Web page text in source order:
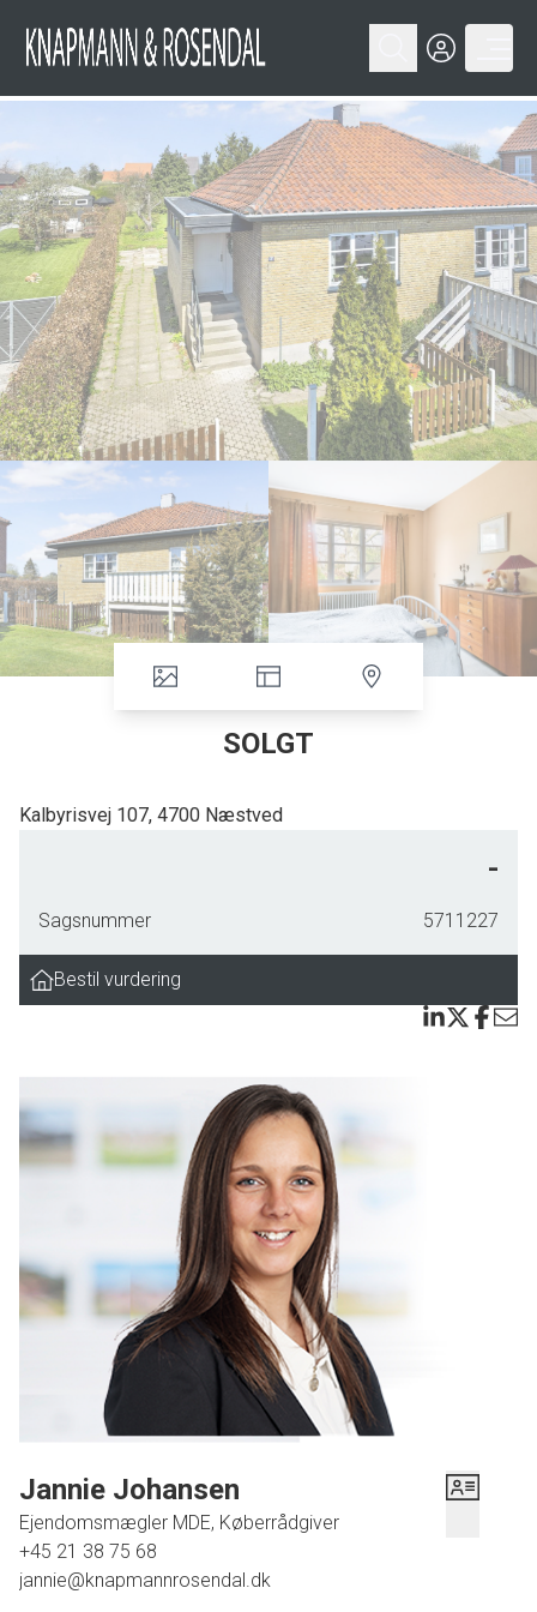
SOLGT
Kalbyrisvej 107, 4700 Næstved
spiseafdeling og udgang til terrasse. Soveværelse. Badeværelse med kar.
Køkken med viktualierum. Fordelingsgang med nedgang til kælder.
Vaskerum. 2 disp. rum med adgang til krybekælder.
Hyggelig have.
Beliggende i Kalbyriskvarteret i Næstved i gå afstand til Centrum,
børnehave, skole og indkøb.
-
Sagsnummer 5711227
Bestil vurdering
Jannie Johansen
Ejendomsmægler MDE, Køberrådgiver
+45 21 38 75 68
jannie@knapmannrosendal.dk